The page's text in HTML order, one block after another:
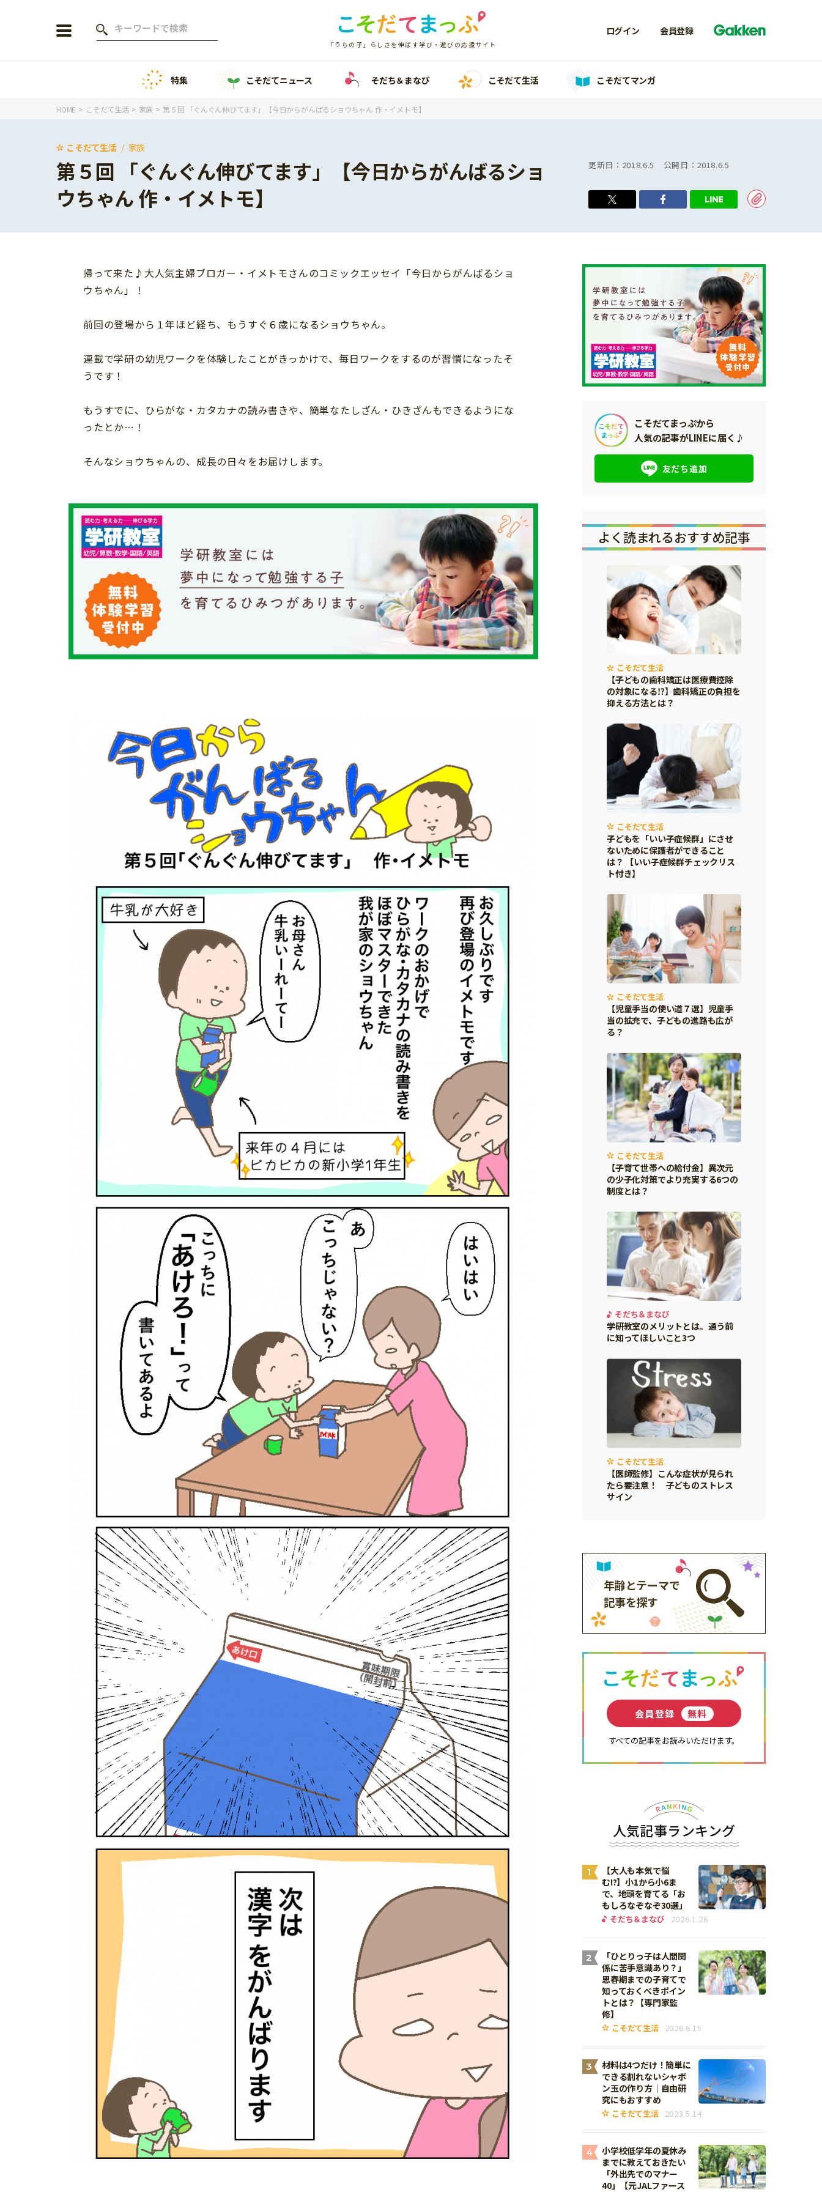
「うちの子」らしさを伸ばす学び・遊びの応援サイト
ログイン 会員登録
年齢から探す
1歳
小学2年生
そだち＆まなび
幼稚園・保育園
科学・プログラミング
読書感想文
運動・あそび・ゲーム
ファッション・美容
親子でいっしょに
特集 こそだてニュース そだち＆まなび こそだて生活 こそだてマンガ
HOME こそだて生活 家族 第５回 「ぐんぐん伸びてます」【今日からがんばるショウちゃん 作・イメトモ】
こそだて生活 家族
第５回 「ぐんぐん伸びてます」【今日からがんばるショ
ウちゃん 作・イメトモ】
更新日： 2018.6.5 公開日： 2018.6.5
帰って来た♪大人気主婦ブロガー・イメトモさんのコミックエッセイ「今日からがんばるショ
ウちゃん」！
前回の登場から１年ほど経ち、もうすぐ６歳になるショウちゃん。
連載で学研の幼児ワークを体験したことがきっかけで、毎日ワークをするのが習慣になったそ
うです！
もうすでに、ひらがな・カタカナの読み書きや、簡単なたしざん・ひきざんもできるようにな
ったとか…！
そんなショウちゃんの、成長の日々をお届けします。
こそだてまっぷから
人気の記事がLINEに届く♪
友だち追加
よく読まれるおすすめ記事
こそだて生活
【子どもの歯科矯正は医療費控除
の対象になる⁉】歯科矯正の負担を
抑える方法とは？
こそだて生活
子どもを「いい子症候群」にさせ
ないために保護者ができること
は？ 【いい子症候群チェックリス
ト付き】
こそだて生活
【児童手当の使い道７選】児童手
当の拡充で、子どもの進路も広が
る？
こそだて生活
【子育て世帯への給付金】異次元
の少子化対策でより充実する6つの
制度とは？
そだち＆まなび
学研教室のメリットとは。通う前
に知ってほしいこと3つ
こそだて生活
【医師監修】こんな症状が見られ
たら要注意！ 子どものストレス
サイン
年齢とテーマで
記事を探す
会員登録 無料
すべての記事をお読みいただけます。
人気記事ランキング
1
【大人も本気で悩
む!?】小1から小6ま
で、地頭を育てる「お
もしろなぞなぞ30選」
そだち＆まなび 2026.1.26
2
「ひとりっ子は人間関
係に苦手意識あり？」
思春期までの子育てで
知っておくべきポイン
トとは？【専門家監
修】
こそだて生活 2026.6.15
3
材料は4つだけ！簡単に
できる割れないシャボ
ン玉の作り方｜自由研
究にもおすすめ
こそだて生活 2023.5.14
4
小学校低学年の夏休み
までに教えておきたい
「外出先でのマナー
40」【元JALファース